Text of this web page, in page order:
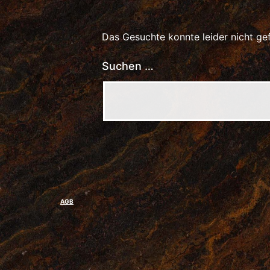
Das Gesuchte konnte leider nicht
Suchen …
AGB